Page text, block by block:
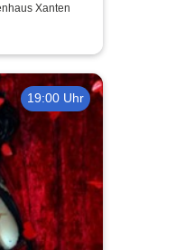
Xanten
19:00 Uhr